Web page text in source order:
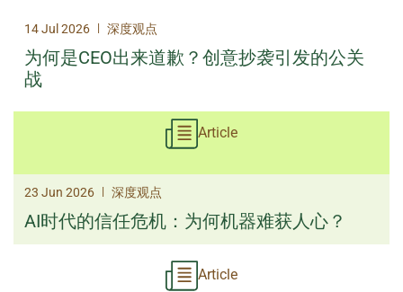
14 Jul 2026 | 深度观点
为何是CEO出来道歉？创意抄袭引发的公关
战
Article
23 Jun 2026 | 深度观点
AI时代的信任危机：为何机器难获人心？
Article